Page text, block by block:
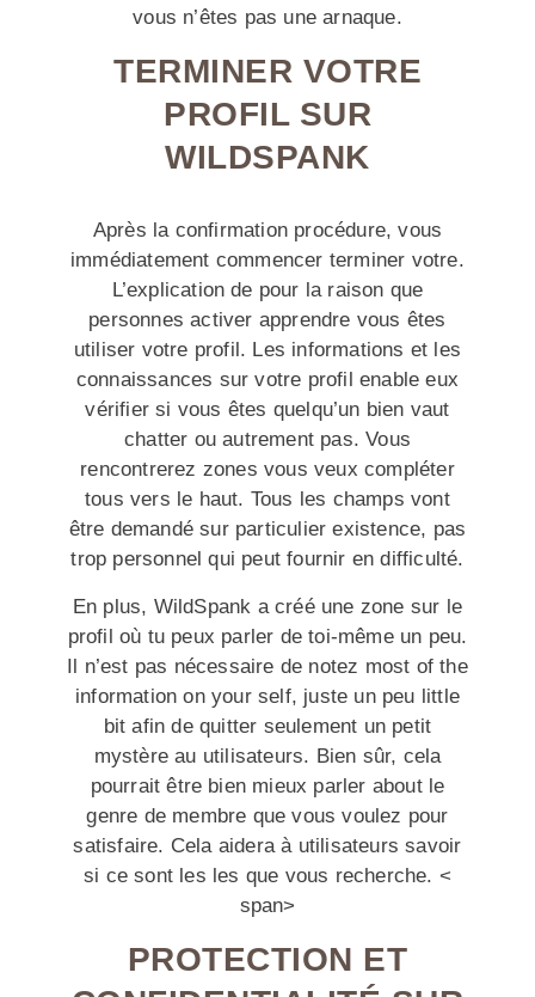
vous n’êtes pas une arnaque.
TERMINER VOTRE
PROFIL SUR
WILDSPANK
Après la confirmation procédure, vous
immédiatement commencer terminer votre.
L’explication de pour la raison que
personnes activer apprendre vous êtes
utiliser votre profil. Les informations et les
connaissances sur votre profil enable eux
vérifier si vous êtes quelqu’un bien vaut
chatter ou autrement pas. Vous
rencontrerez zones vous veux compléter
tous vers le haut. Tous les champs vont
être demandé sur particulier existence, pas
trop personnel qui peut fournir en difficulté.
En plus, WildSpank a créé une zone sur le
profil où tu peux parler de toi-même un peu.
Il n’est pas nécessaire de notez most of the
information on your self, juste un peu little
bit afin de quitter seulement un petit
mystère au utilisateurs. Bien sûr, cela
pourrait être bien mieux parler about le
genre de membre que vous voulez pour
satisfaire. Cela aidera à utilisateurs savoir
si ce sont les les que vous recherche. <
span>
PROTECTION ET